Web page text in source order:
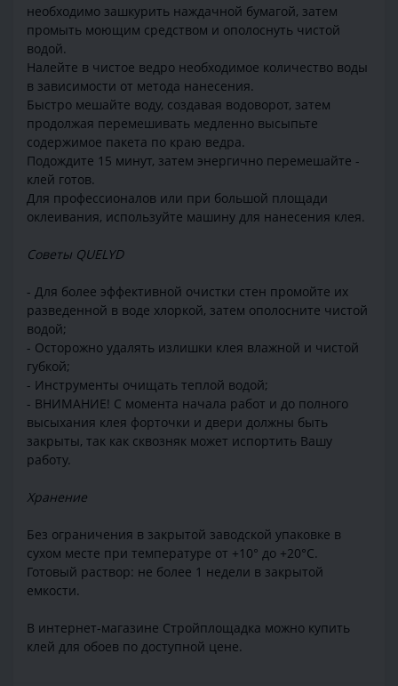
необходимо зашкурить наждачной бумагой, затем
промыть моющим средством и ополоснуть чистой
водой.
Налейте в чистое ведро необходимое количество воды
в зависимости от метода нанесения.
Быстро мешайте воду, создавая водоворот, затем
продолжая перемешивать медленно высыпьте
содержимое пакета по краю ведра.
Подождите 15 минут, затем энергично перемешайте -
клей готов.
Для профессионалов или при большой площади
оклеивания, используйте машину для нанесения клея.
Советы QUELYD
- Для более эффективной очистки стен промойте их
разведенной в воде хлоркой, затем ополосните чистой
водой;
- Осторожно удалять излишки клея влажной и чистой
губкой;
- Инструменты очищать теплой водой;
- ВНИМАНИЕ! С момента начала работ и до полного
высыхания клея форточки и двери должны быть
закрыты, так как сквозняк может испортить Вашу
работу.
Хранение
Без ограничения в закрытой заводской упаковке в
сухом месте при температуре от +10° до +20°С.
Готовый раствор: не более 1 недели в закрытой
емкости.
В интернет-магазине Стройплощадка можно купить
клей для обоев по доступной цене.